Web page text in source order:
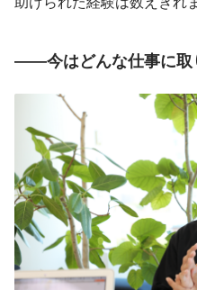
――今はどんな仕事に取